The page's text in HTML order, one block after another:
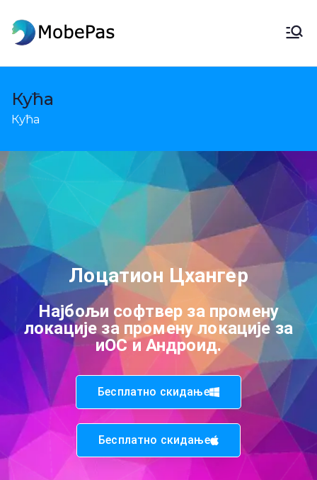
МобеПас Промена локације,
Кућа
Кућа
Лоцатион Цхангер
Најбољи софтвер за промену
локације за промену локације за
иОС и Андроид.
Бесплатно скидање
Бесплатно скидање